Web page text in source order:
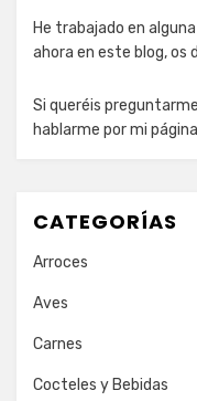
He trabajado en
ahora en este blog, os
Si queréis
hablarme por mi
CATEGORÍAS
Arroces
Aves
Carnes
Cocteles y Bebidas